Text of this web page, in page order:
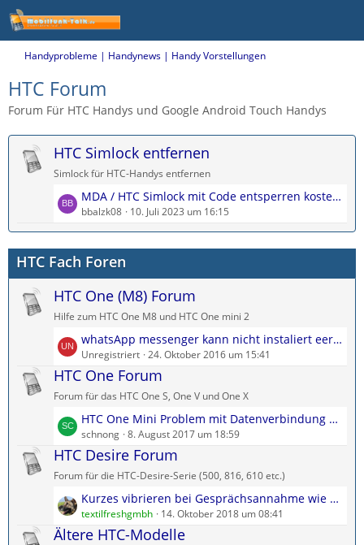
Handyprobleme | Handynews | Handy Vorstellungen
HTC Forum
Forum Für HTC Handys und Google Android Touch Handys
HTC Simlock entfernen
Simlock für HTC-Handys entfernen
L
e
t
z
t
e
B
e
t
r
ä
g
MDA / HTC Simlock mit Code entsperren kostenlos
bbalzk08 10. Juli 2023 um 16:15
HTC Fach Foren
HTC One (M8) Forum
Hilfe zum HTC One M8 und HTC One mini 2
L
e
t
t
e
B
e
i
r
ä
g
whatsApp messenger kann nicht instaliert eerden
Unregistriert 24. Oktober 2016 um 15:41
HTC One Forum
Forum für das HTC One S, One V und One X
L
e
t
t
e
B
e
HTC One Mini Problem mit Datenverbindung und Zoomfunktion
schnong 8. August 2017 um 18:59
HTC Desire Forum
Forum für die HTC-Desire-Serie (500, 816, 610 etc.)
L
e
t
Kurzes vibrieren bei Gesprächsannahme wie abstellen?
textilfreshgmbh 14. Oktober 2018 um 08:41
Ältere HTC-Modelle